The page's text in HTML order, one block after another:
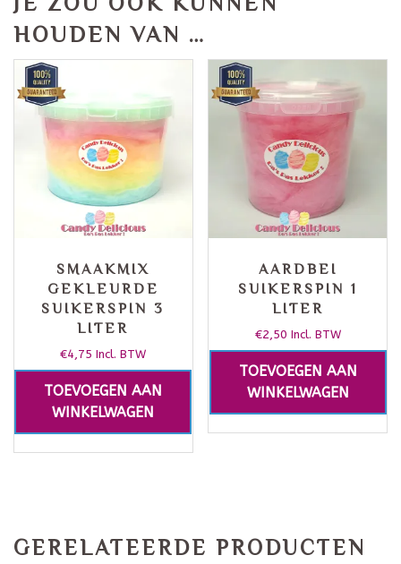
HOUDEN VAN …
SMAAKMIX
GEKLEURDE
SUIKERSPIN 3
LITER
€4,75 Incl. BTW
TOEVOEGEN AAN
WINKELWAGEN
AARDBEI
SUIKERSPIN 1
LITER
€2,50 Incl. BTW
TOEVOEGEN AAN
WINKELWAGEN
GERELATEERDE PRODUCTEN